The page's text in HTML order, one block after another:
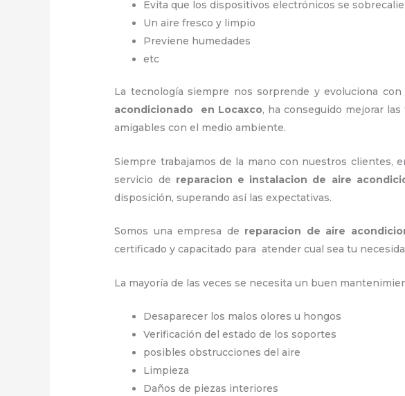
Evita que los dispositivos electrónicos se
Un aire fresco y limpio
Previene humedades
etc
La tecnología siempre nos sorprende y evoluciona
acondicionado en Locaxco, ha conseguido mejorar
amigables con el medio ambiente.
Siempre trabajamos de la mano con nuestros clientes,
servicio de reparacion e instalacion de aire
disposición, superando así las expectativas.
Somos una empresa de reparacion de aire
certificado y capacitado para atender cual sea tu
La mayoría de las veces se necesita un buen
Desaparecer los malos olores u hongos
Verificación del estado de los soportes
posibles obstrucciones del aire
Limpieza
Daños de piezas interiores